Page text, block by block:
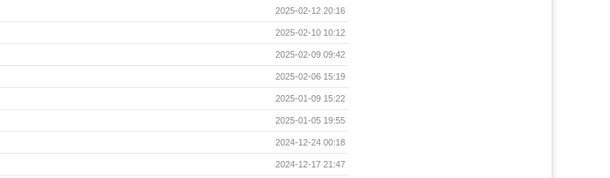
2025-02-12 20:16
2025-02-10 10:12
2025-02-09 09:42
2025-02-06 15:19
2025-01-09 15:22
2025-01-05 19:55
2024-12-24 00:18
2024-12-17 21:47